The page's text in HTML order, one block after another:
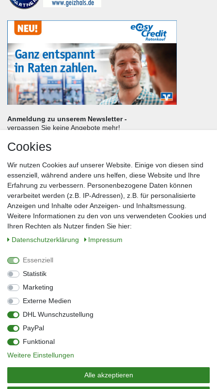
Anmeldung zu unserem Newsletter -
verpassen Sie keine Angebote mehr!
Nachname*
E-Mail*
Sie können den Newsletter jederzeit kostenlos abbestellen.
** gilt für Lieferungen innerhalb Deutschlands, Lieferzeiten für andere Länder
entnehmen Sie bitte der Schaltfläche mit den Versandinformationen
Widerrufs­recht
Kontakt
Barrierefreiheitserklärung
Zahlung & Versand
Vertrag widerrufen
© Copyright 2026 | Alle Rechte vorbehalten.
Cookies
Wir nutzen Cookies auf unserer Website. Einige von diesen sind
essenziell, während andere uns helfen, diese Website und Ihre
Erfahrung zu verbessern. Personenbezogene Daten können
verarbeitet werden (z.B. IP-Adressen), z.B. für personalisierte
Anzeigen und Inhalte oder Anzeigen- und Inhaltsmessung.
Weitere Informationen zu den von uns verwendeten Cookies und
Ihren Rechten als Nutzer finden Sie hier:
Daten­schutz­erklärung
Impressum
Essenziell
Statistik
Marketing
Externe Medien
DHL Wunschzustellung
PayPal
Funktional
Weitere Einstellungen
Alle akzeptieren